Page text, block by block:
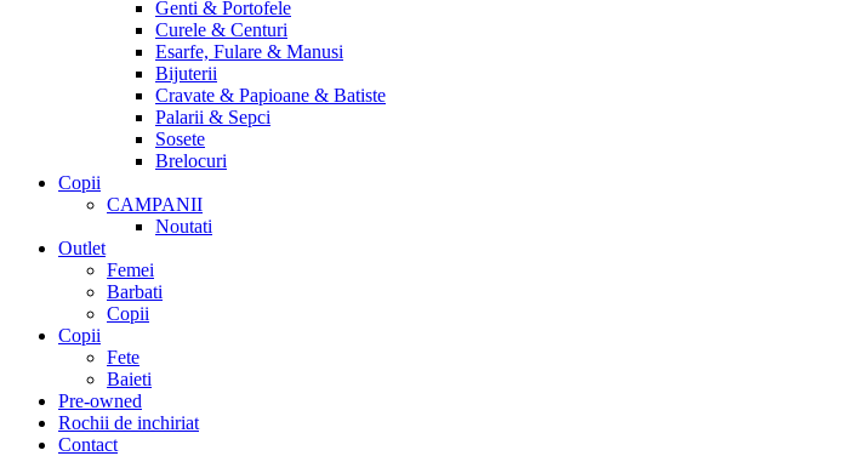
Genti & Portofele
Curele & Centuri
Esarfe, Fulare & Manusi
Bijuterii
Cravate & Papioane & Batiste
Palarii & Sepci
Sosete
Brelocuri
Copii
CAMPANII
Noutati
Outlet
Femei
Barbati
Copii
Copii
Fete
Baieti
Pre-owned
Rochii de inchiriat
Contact